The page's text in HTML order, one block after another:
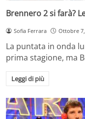
Brennero 2 si farà?
Sofia Ferrara Ottobre
La puntata in onda
prima stagione, ma
Leggi di più